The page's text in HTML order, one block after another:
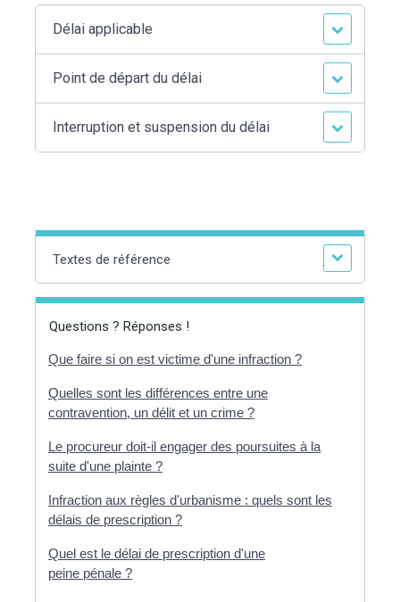
Délai applicable
Point de départ du délai
Interruption et suspension du délai
Textes de référence
Questions ? Réponses !
Que faire si on est victime d'une infraction ?
Quelles sont les différences entre une
contravention, un délit et un crime ?
Le procureur doit-il engager des poursuites à la
suite d'une plainte ?
Infraction aux règles d'urbanisme : quels sont les
délais de prescription ?
Quel est le délai de prescription d'une
peine pénale ?